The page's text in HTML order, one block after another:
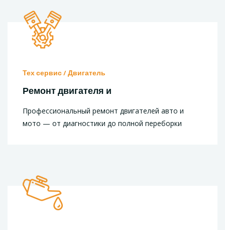
Тех сервис / Двигатель
Ремонт двигателя и
Профессиональный ремонт двигателей авто и
мото — от диагностики до полной переборки